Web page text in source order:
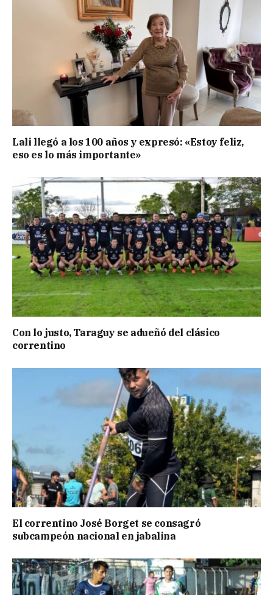
Lali llegó a los 100 años y expresó: «Estoy feliz,
eso es lo más importante»
Con lo justo, Taraguy se adueñó del clásico
correntino
El correntino José Borget se consagró
subcampeón nacional en jabalina